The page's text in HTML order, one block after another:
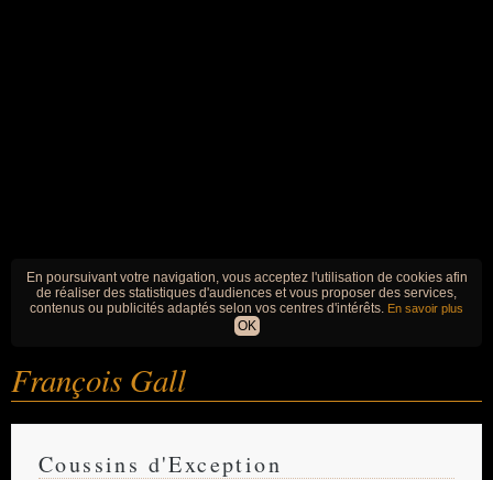
En poursuivant votre navigation, vous acceptez l'utilisation de cookies afin
de réaliser des statistiques d'audiences et vous proposer des services,
contenus ou publicités adaptés selon vos centres d'intérêts. En savoir plus
OK
François Gall
Coussins d'Exception